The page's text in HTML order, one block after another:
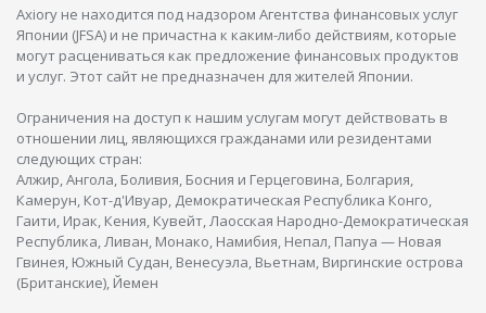
Axiory не находится под надзором Агентства финансовых услуг
Японии (JFSA) и не причастна к каким-либо действиям, которые
могут расцениваться как предложение финансовых продуктов
и услуг. Этот сайт не предназначен для жителей Японии.
Ограничения на доступ к нашим услугам могут действовать в
отношении лиц, являющихся гражданами или резидентами
следующих стран:
Алжир, Ангола, Боливия, Босния и Герцеговина, Болгария,
Камерун, Кот-д'Ивуар, Демократическая Республика Конго,
Гаити, Ирак, Кения, Кувейт, Лаосская Народно-Демократическая
Республика, Ливан, Монако, Намибия, Непал, Папуа — Новая
Гвинея, Южный Судан, Венесуэла, Вьетнам, Виргинские острова
(Британские), Йемен